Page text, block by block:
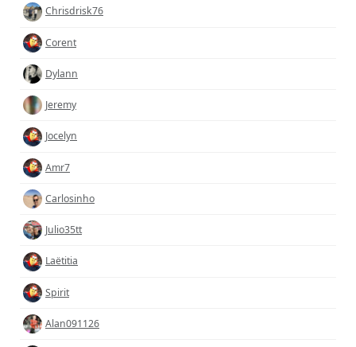
Chrisdrisk76
Corent
Dylann
Jeremy
Jocelyn
Amr7
Carlosinho
Julio35tt
Laëtitia
Spirit
Alan091126